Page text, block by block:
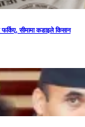
सीमामा कडाइले किसान